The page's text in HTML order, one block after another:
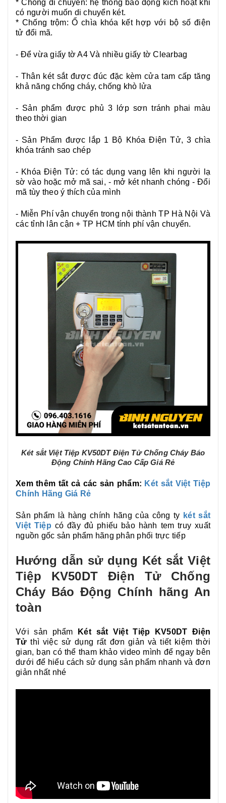
* Chống di chuyển: hệ thống báo động kích hoạt khi
có người muốn di chuyển két.
* Chống trộm: Ổ chìa khóa kết hợp với bộ số điện
tử đổi mã.
- Để vừa giấy tờ A4 Và nhiều giấy tờ Clearbag
- Thân két sắt được đúc đặc kèm cửa tam cấp tăng
khả năng chống cháy, chống khò lửa
- Sản phẩm được phủ 3 lớp sơn tránh phai màu
theo thời gian
- Sản Phẩm được lắp 1 Bộ Khóa Điện Tử, 3 chìa
khóa tránh sao chép
- Khóa Điện Tử: có tác dụng vang lên khi người lạ
sờ vào hoặc mở mã sai, - mở két nhanh chóng - Đổi
mã tùy theo ý thích của mình
- Miễn Phí vận chuyển trong nội thành TP Hà Nội Và
các tỉnh lân cận + TP HCM tính phí vận chuyển.
Két sắt Việt Tiệp KV50DT Điện Tử Chống Cháy Báo
Động Chính Hãng Cao Cấp Giá Rẻ
Xem thêm tất cả các sản phẩm: Két sắt Việt Tiệp
Chính Hãng Giá Rẻ
Sản phẩm là hàng chính hãng của công ty két sắt
Việt Tiệp có đầy đủ phiếu bảo hành tem truy xuất
nguồn gốc sản phẩm hãng phân phối trực tiếp
Hướng dẫn sử dụng Két sắt Việt
Tiệp KV50DT Điện Tử Chống
Cháy Báo Động Chính hãng An
toàn
Với sản phẩm
Két sắt Việt Tiệp KV50DT Điện
Tử thì việc sử dụng rất đơn giản và tiết kiệm thời
gian, bạn có thể tham khảo video mình để ngay bên
dưới để hiểu cách sử dụng sản phẩm nhanh và đơn
giản nhất nhé